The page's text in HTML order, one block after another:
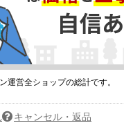
運営全ショップの総計です。
キャンセル・返品